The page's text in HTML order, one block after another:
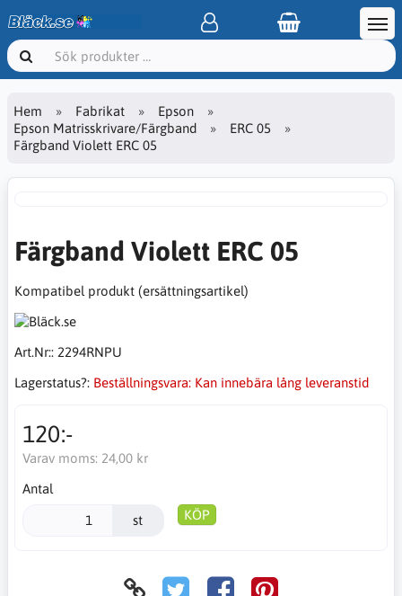
Hem Fabrikat
Epson
Epson Matrisskrivare/Färgband
ERC 05
Färgband Violett ERC 05
Färgband Violett ERC 05
Kompatibel produkt (ersättningsartikel)
Art.Nr:: 2294RNPU
Lagerstatus?: Beställningsvara: Kan innebära lång leveranstid
120:-
Varav moms: 24,00 kr
Antal
st KÖP